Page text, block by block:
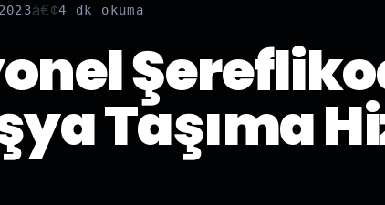
â€¢4 dk okuma
Taşıma